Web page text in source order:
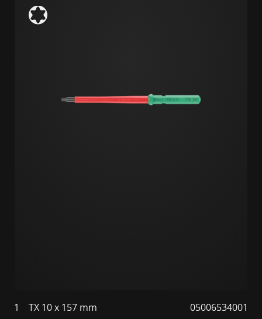
1 TX 10 x 157 mm
05006534001